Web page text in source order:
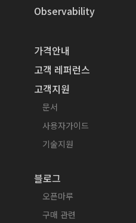
Observability
가격안내
고객 레퍼런스
고객지원
문서
사용자가이드
기술지원
블로그
오픈마루
구매 관련